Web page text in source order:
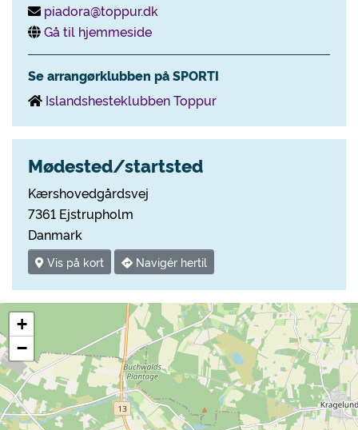
piadora@toppur.dk
Gå til hjemmeside
Se arrangørklubben på SPORTI
Islandshesteklubben Toppur
Mødested/startsted
Kærshovedgårdsvej
7361 Ejstrupholm
Danmark
Vis på kort Navigér hertil
+
−